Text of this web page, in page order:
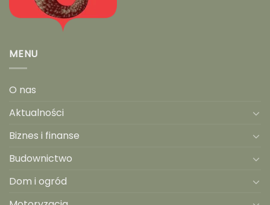
MENU
O nas
Aktualności
Biznes i finanse
Budownictwo
Dom i ogród